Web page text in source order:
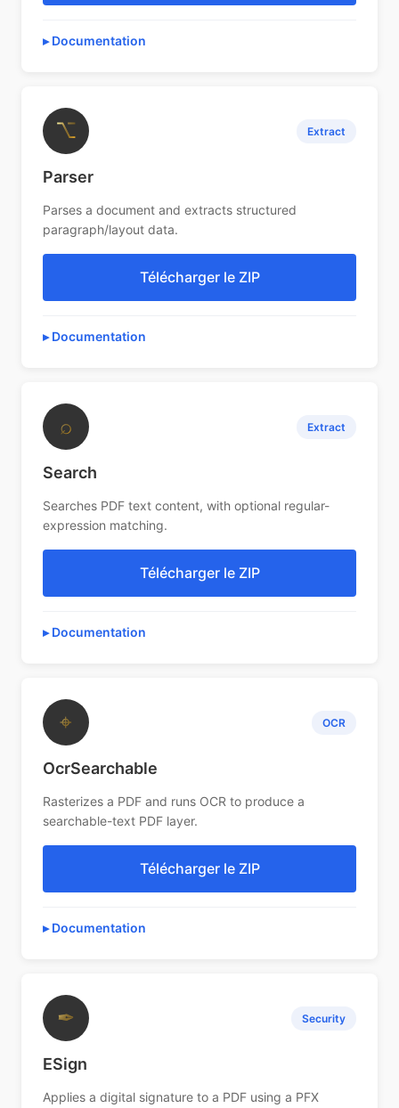
Documentation
⌥ Extract
Parser
Parses a document and extracts structured
paragraph/layout data.
Télécharger le ZIP
Documentation
⌕ Extract
Search
Searches PDF text content, with optional regular-
expression matching.
Télécharger le ZIP
Documentation
⌖ OCR
OcrSearchable
Rasterizes a PDF and runs OCR to produce a
searchable-text PDF layer.
Télécharger le ZIP
Documentation
✒ Security
ESign
Applies a digital signature to a PDF using a PFX